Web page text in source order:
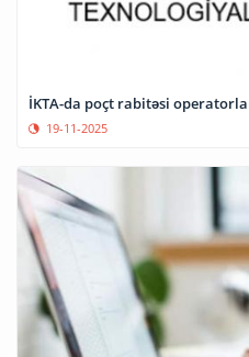
İKTA-da poçt rabitəsi
19-11-2025